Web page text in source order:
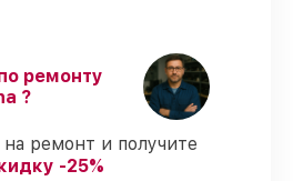
– сервис с полным
цифровых
ремонту
?
ремонт и получите
-25%